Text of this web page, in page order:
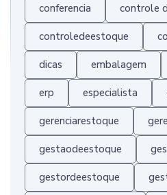
conferencia controle
controledeestoque
dicas embalagem
erp especialista
gerenciarestoque
gestaodeestoque
gestordeestoque